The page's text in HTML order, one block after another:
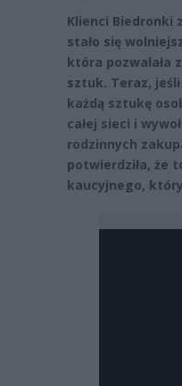
Klienci Biedronki
stało się
która pozwalała
sztuk. Teraz,
każdą sztukę
całej sieci i
rodzinnych
potwierdziła, że
kaucyjnego,